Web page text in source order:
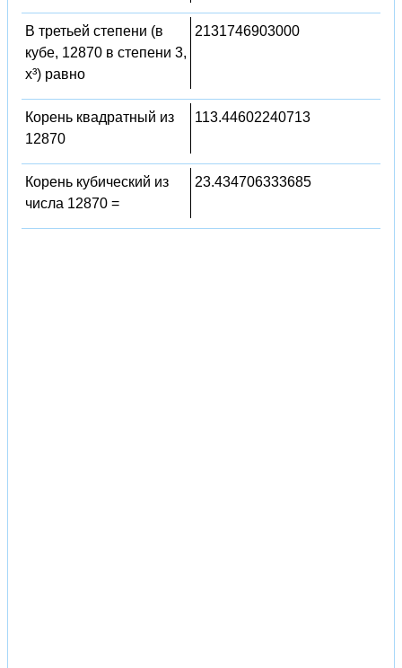
В третьей степени (в
кубе, 12870 в степени 3,
x³) равно
2131746903000
Корень квадратный из
12870
113.44602240713
Корень кубический из
числа 12870 =
23.434706333685